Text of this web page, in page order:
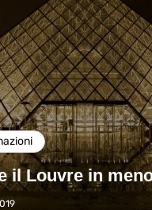
il Louvre in